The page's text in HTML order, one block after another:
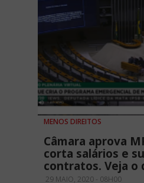
MENOS DIREITOS
Câmara aprova
corta salários e
contratos. Veja o
29 MAIO, 2020 - 08H00